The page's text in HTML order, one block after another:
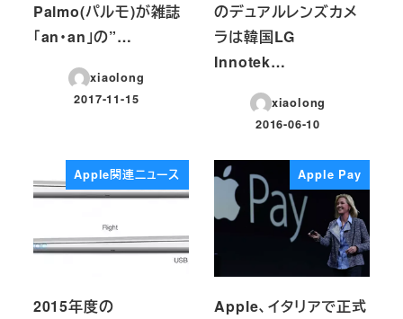
Palmo(パルモ)が雑誌
「an・an」の”…
xiaolong
投稿日
2017-11-15
のデュアルレンズカメ
ラは韓国LG
Innotek…
xiaolong
投稿日
2016-06-10
Apple関連ニュース
2015年度の
Apple Pay
Apple、イタリアで正式